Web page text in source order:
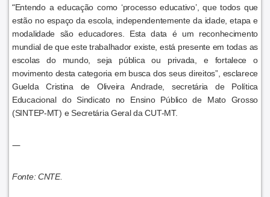
“Entendo a educação como ‘processo educativo’, que todos que
estão no espaço da escola, independentemente da idade, etapa e
modalidade são educadores. Esta data é um reconhecimento
mundial de que este trabalhador existe, está presente em todas as
escolas do mundo, seja pública ou privada, e fortalece o
movimento desta categoria em busca dos seus direitos”, esclarece
Guelda Cristina de Oliveira Andrade, secretária de Política
Educacional do Sindicato no Ensino Público de Mato Grosso
(SINTEP-MT) e Secretária Geral da CUT-MT.
—
Fonte: CNTE.